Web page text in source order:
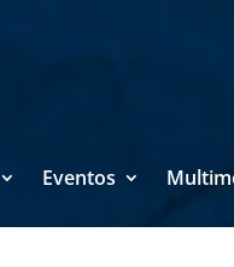
Eventos